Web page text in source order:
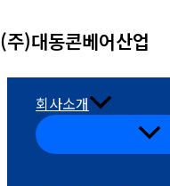
텐
(주)대동콘베어산업
회사소개
메
뉴
토